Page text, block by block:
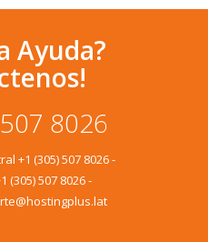
Ayuda?
8026
+1 (305) 507 8026-
(305) 507 8026-